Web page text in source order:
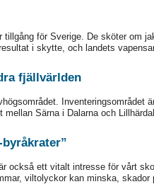
tillgång för Sverige. De sköter om
i skytte, och landets
fjällvärlden
Inventeringsområdet
Särna i Dalarna och
också ett vitalt intresse för vårt
viltolyckor kan minska, skador